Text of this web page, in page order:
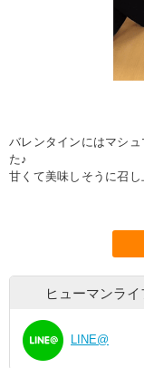
バレンタインにはマシ
た♪
甘くて美味しそうに召
ヒューマンラ
LINE@